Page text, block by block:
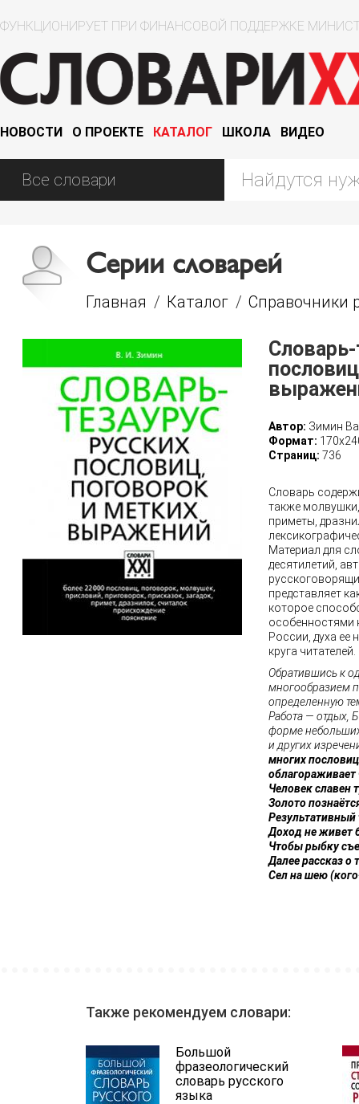
ФУНКЦИОНИРУЕТ ПРИ ФИНАНСОВОЙ ПОДДЕРЖКЕ
НОВОСТИ О ПРОЕКТЕ КАТАЛОГ ШКОЛА ВИДЕО
Серии словарей
Главная / Каталог / Справочники
Словарь-
Автор: Зимин
Формат:
Страниц: 736
Словарь
также
приметы,
Материал для
десятилетий,
представляет
которое
особенностями
России, духа ее
круга читателей.
Обратившись к
многообразием
определенную
Работа — отдых,
форме
и других
многих
облагораживает
Человек славен
Золото
Результативный
Доход не живет
Чтобы рыбку
Далее рассказ о
Сел на шею
Также рекомендуем словари:
Большой
фразеологический
словарь русского
языка